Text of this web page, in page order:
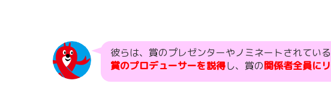
彼らは、賞のプレゼンターやノミネートされてい
賞のプロデューサーを説得し、賞の関係者全員に